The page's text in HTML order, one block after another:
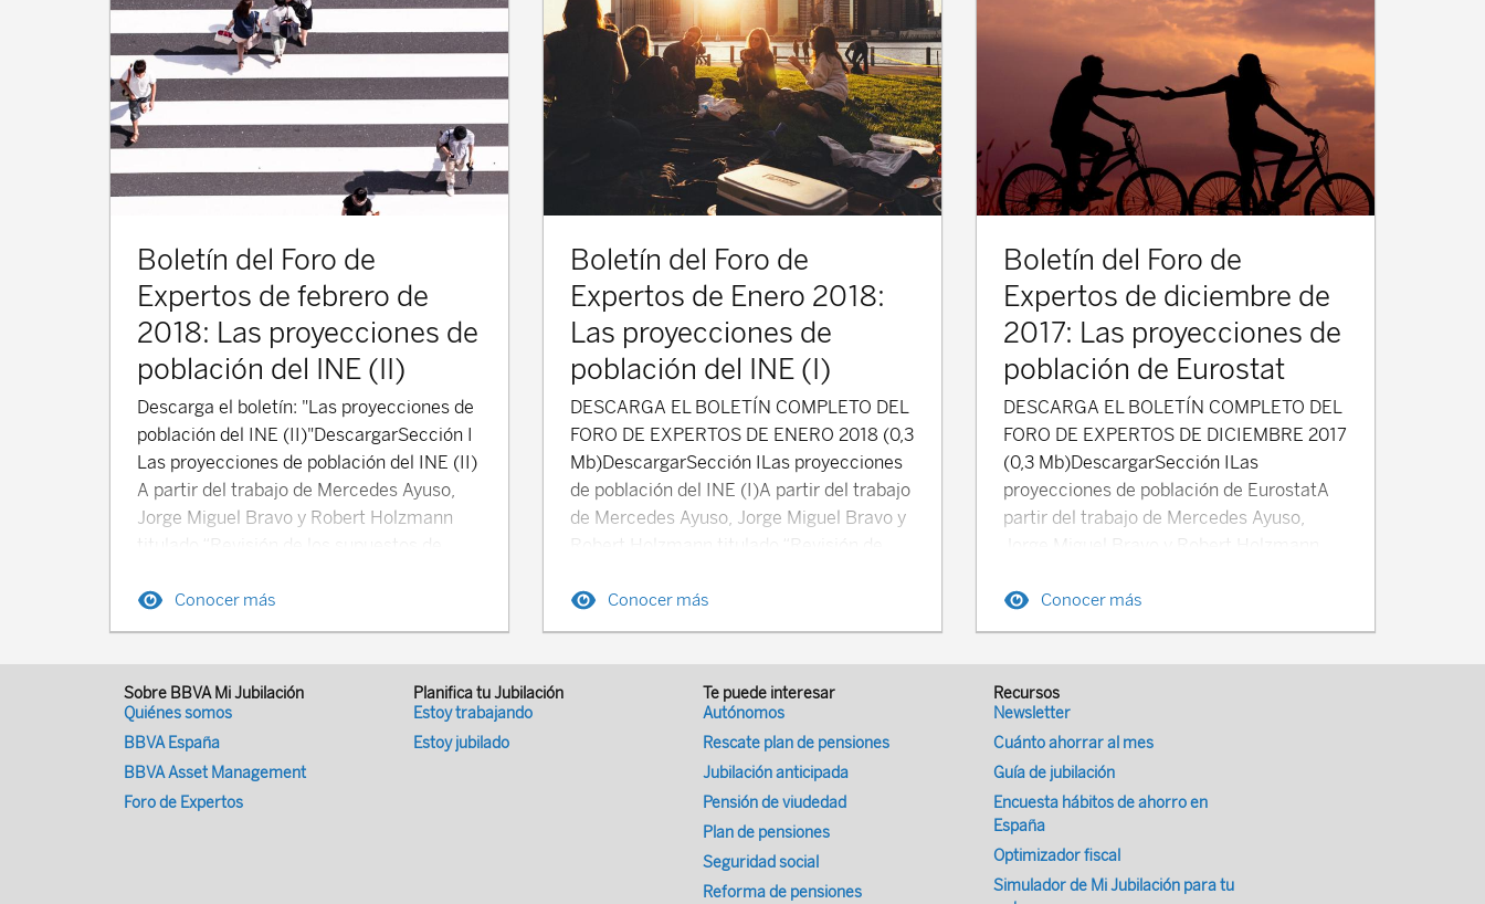
Boletín del Foro de
Expertos de febrero de
2018: Las proyecciones de
población del INE (II)
Descarga el boletín: "Las proyecciones de
población del INE (II)"DescargarSección I
Las proyecciones de población del INE (II)
A partir del trabajo de Mercedes Ayuso,
Jorge Miguel Bravo y Robert Holzmann
titulado “Revisión de los supuestos de
condicionantes demográficos de la
organización internacional, de los
la documentación académica” se
continúan revisando los supuestos
demográficos que conforman las
proyecciones de población en España
continuando con los comentarios del
Conocer más
Boletín del Foro de
Expertos de Enero 2018:
Las proyecciones de
población del INE (I)
DESCARGA EL BOLETÍN COMPLETO DEL
FORO DE EXPERTOS DE ENERO 2018 (0,3
Mb)DescargarSección ILas proyecciones
de población del INE (I)A partir del trabajo
de Mercedes Ayuso, Jorge Miguel Bravo y
Robert Holzmann titulado “Revisión de
los condicionantes demográficos de la
organización internacional, de
documentación académica”.Sección
IITipos de cotización de accidentes de
trabajo yenfermedades profesionales en el
ComercioEl estudio de los tipos de
cotización de accidentes de trabajo y
enfermedades profesionales en el Sector
de losServicios comienza con todas
aquellas actividades relacionadas con el
Conocer más
Boletín del Foro de
Expertos de diciembre de
2017: Las proyecciones de
población de Eurostat
DESCARGA EL BOLETÍN COMPLETO DEL
FORO DE EXPERTOS DE DICIEMBRE 2017
(0,3 Mb)DescargarSección ILas
proyecciones de población de EurostatA
partir del trabajo de Mercedes Ayuso,
Jorge Miguel Bravo y Robert Holzmann
proyección referentes a los
condicionantes demográficos de la
institutos nacionales y de la
documentación académica”.Sección
IITipos de cotización de accidentes de
trabajo y enfermedades profesionales en
Energía, Agua y ConstrucciónPara finalizar
el sector de la Industria y antes de
empezar el gran grupo de los Servicios, se
presenta en esta sección las actividades
Conocer más
Sobre BBVA Mi Jubilación
Quiénes somos
BBVA España
BBVA Asset Management
Foro de Expertos
Planifica tu Jubilación
Estoy trabajando
Estoy jubilado
Te puede interesar
Autónomos
Rescate plan de pensiones
Jubilación anticipada
Pensión de viudedad
Plan de pensiones
Seguridad social
Reforma de pensiones
Recursos
Newsletter
Cuánto ahorrar al mes
Guía de jubilación
Encuesta hábitos de ahorro en
España
Optimizador fiscal
Simulador de Mi Jubilación para tu